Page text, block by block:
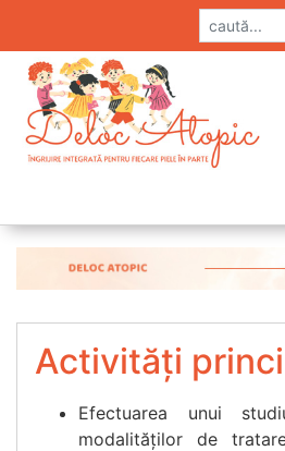
Activități
Efectuarea unui
modalităților de